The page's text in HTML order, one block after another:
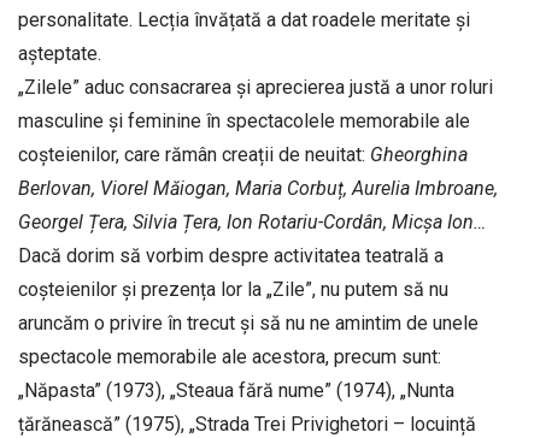
personalitate. Lecția învățată a dat roa­dele meritate și
așteptate.
„Zilele” aduc consacrarea și aprecierea justă a unor roluri
masculine și feminine în spectacolele memorabile ale
coșteienilor, care rămân creații de neuitat: Gheorghina
Berlovan, Viorel Măiogan, Maria Corbuț, Aurelia Imbroane,
Georgel Țera, Silvia Țera, Ion Rotariu-Cordân, Micșa Ion…
Dacă dorim să vorbim despre activitatea teatrală a
coșteienilor și prezența lor la „Zile”, nu putem să nu
aruncăm o privire în trecut și să nu ne amintim de unele
spectacole memorabile ale acestora, precum sunt:
„Năpasta” (1973), „Steaua fără nume” (1974), „Nunta
țărănească” (1975), „Strada Trei Privighetori – locuință